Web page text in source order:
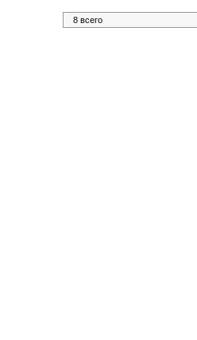
8 всего